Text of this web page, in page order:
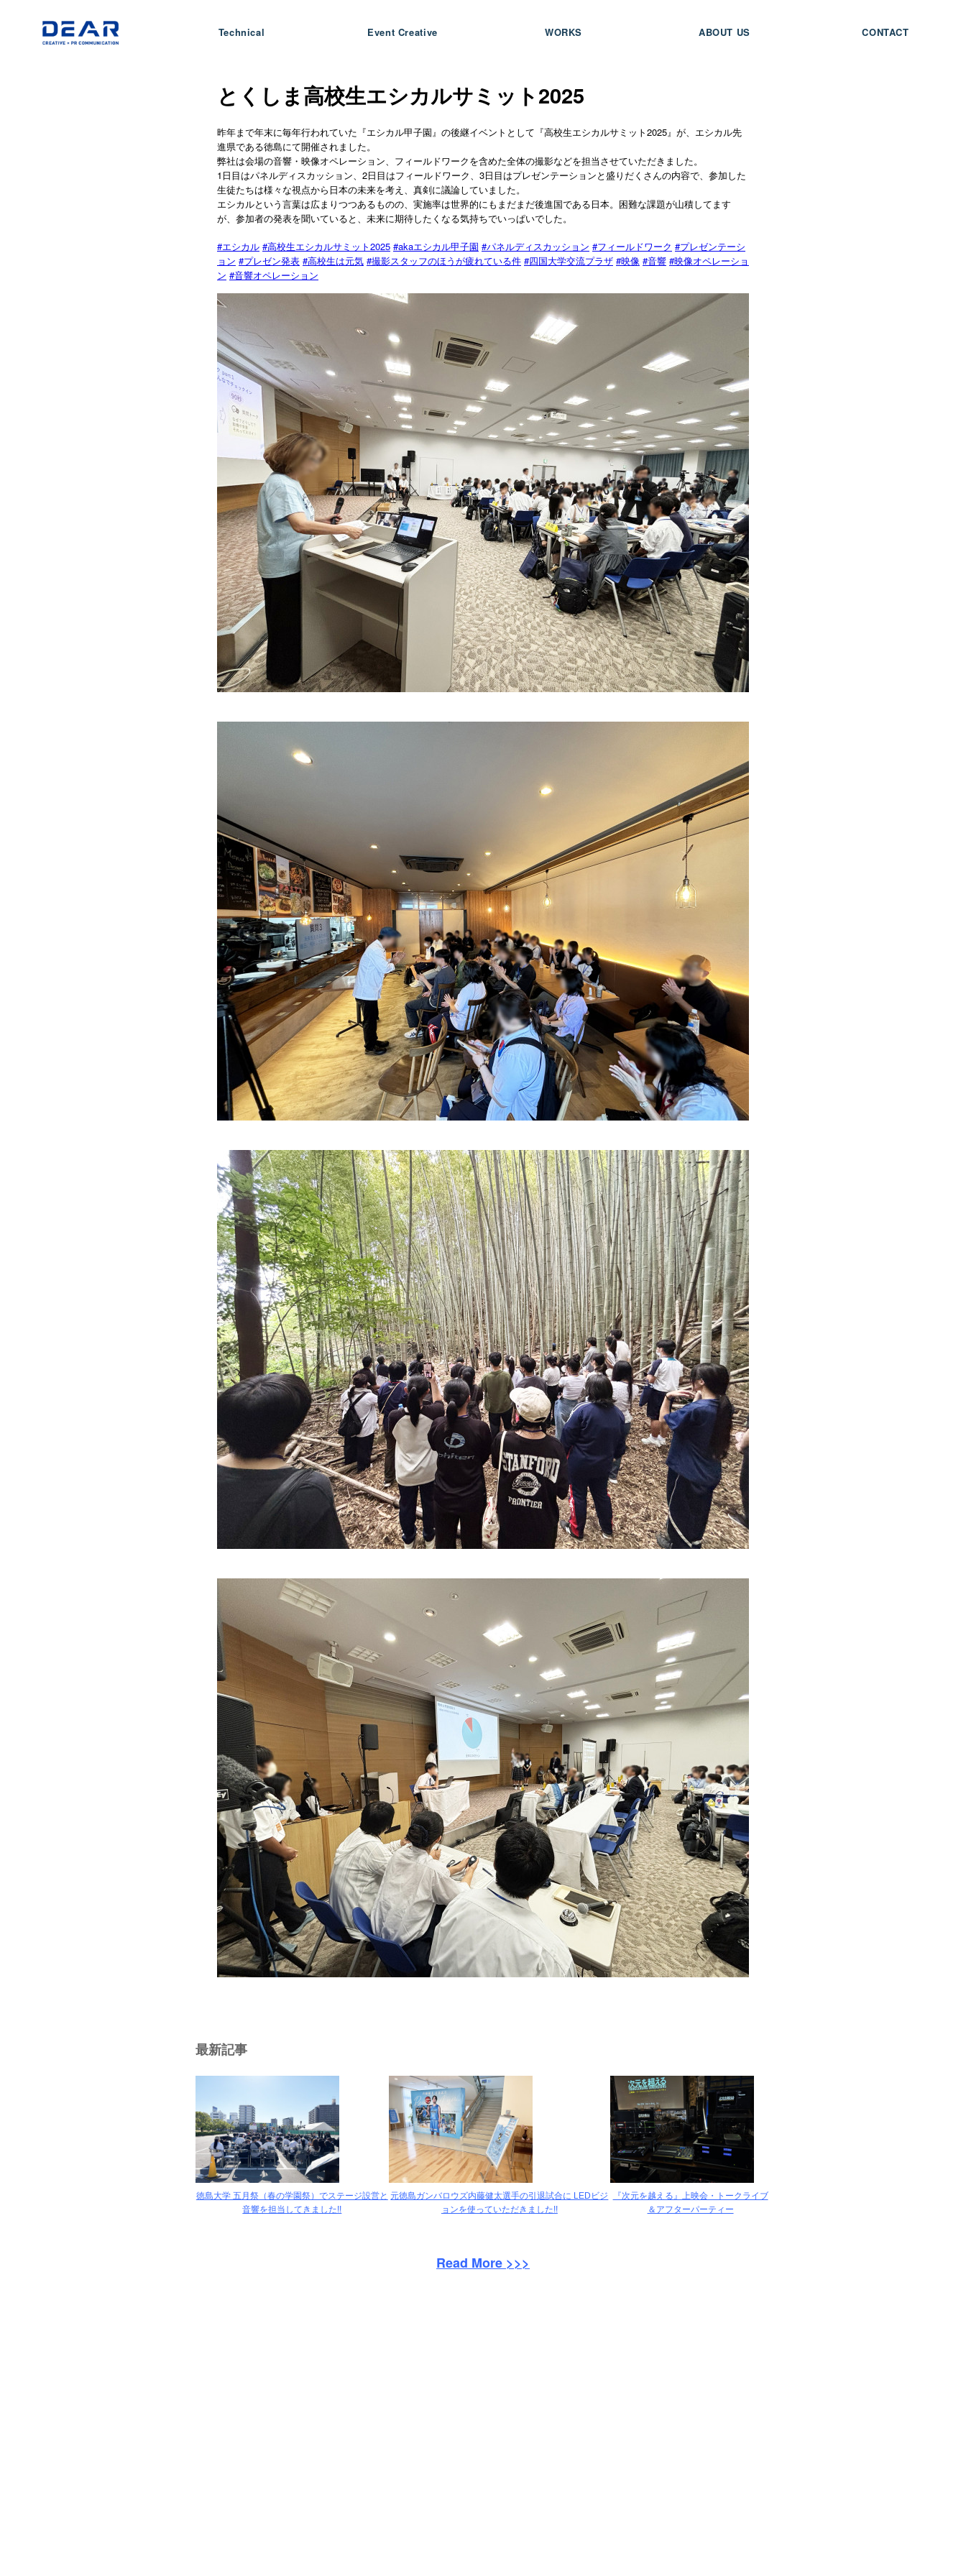
Technical Event Creative WORKS ABOUT US CONTACT
とくしま高校生エシカルサミット2025
昨年まで年末に毎年行われていた『エシカル甲子園』の後継イベントとして『高校生エシカルサミット2025』が、エシカル先
進県である徳島にて開催されました。
弊社は会場の音響・映像オペレーション、フィールドワークを含めた全体の撮影などを担当させていただきました。
1日目はパネルディスカッション、2日目はフィールドワーク、3日目はプレゼンテーションと盛りだくさんの内容で、参加した
生徒たちは様々な視点から日本の未来を考え、真剣に議論していました。
エシカルという言葉は広まりつつあるものの、実施率は世界的にもまだまだ後進国である日本。困難な課題が山積してます
が、参加者の発表を聞いていると、未来に期待したくなる気持ちでいっぱいでした。
#エシカル #高校生エシカルサミット 2025 #akaエシカル甲子園 #パネルディスカッション #フィールドワーク #プレゼンテーシ
ョン #プレゼン発表 #高校生は元気 #撮影スタッフのほうが疲れている件 #四国大学交流プラザ #映像 #音響 #映像オペレーショ
ン #音響オペレーション
最新記事
徳島大学 五月祭（春の学園祭）でステージ設営と
音響を担当してきました!!
元徳島ガンバロウズ内藤健太選手の引退試合に LEDビジ
ョンを使っていただきました!!
『次元を越える』上映会・トークライブ
＆アフターパーティー
Read More >>>